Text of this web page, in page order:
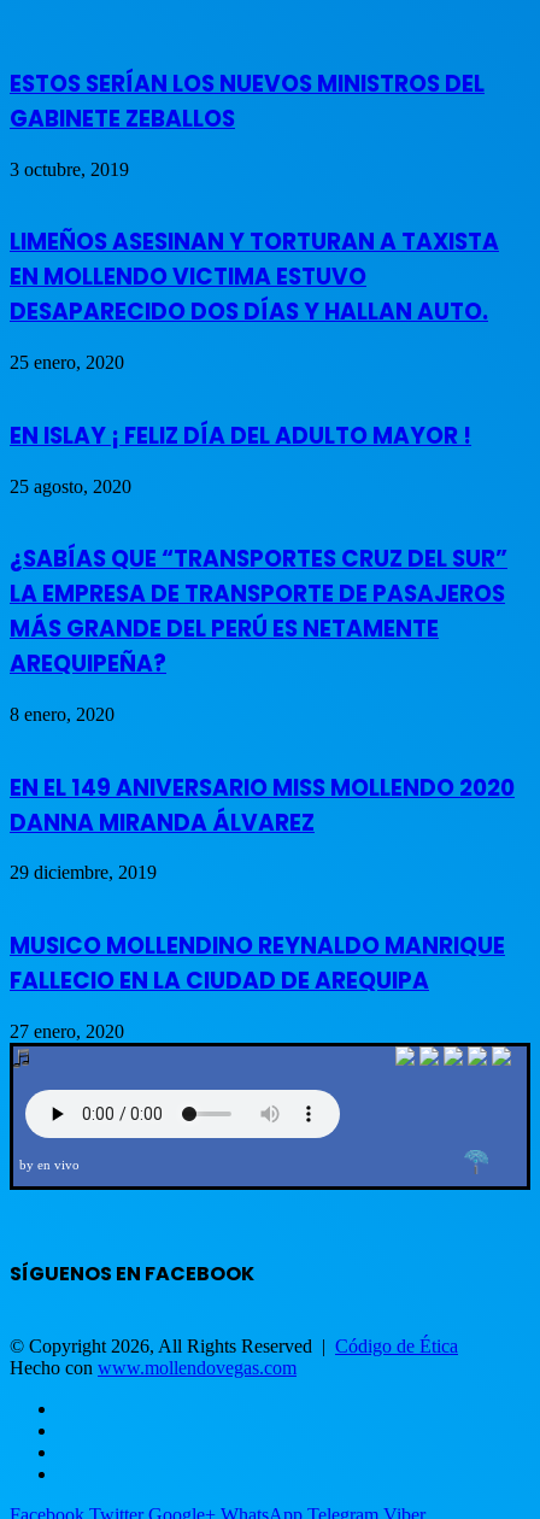
ESTOS SERÍAN LOS NUEVOS MINISTROS DEL
GABINETE ZEBALLOS
3 octubre, 2019
LIMEÑOS ASESINAN Y TORTURAN A TAXISTA
EN MOLLENDO VICTIMA ESTUVO
DESAPARECIDO DOS DÍAS Y HALLAN AUTO.
25 enero, 2020
EN ISLAY ¡ FELIZ DÍA DEL ADULTO MAYOR !
25 agosto, 2020
¿SABÍAS QUE “TRANSPORTES CRUZ DEL SUR”
LA EMPRESA DE TRANSPORTE DE PASAJEROS
MÁS GRANDE DEL PERÚ ES NETAMENTE
AREQUIPEÑA?
8 enero, 2020
EN EL 149 ANIVERSARIO MISS MOLLENDO 2020
DANNA MIRANDA ÁLVAREZ
29 diciembre, 2019
MUSICO MOLLENDINO REYNALDO MANRIQUE
FALLECIO EN LA CIUDAD DE AREQUIPA
27 enero, 2020
by en vivo
SÍGUENOS EN FACEBOOK
© Copyright 2026, All Rights Reserved | Código de Ética
Hecho con www.mollendovegas.com